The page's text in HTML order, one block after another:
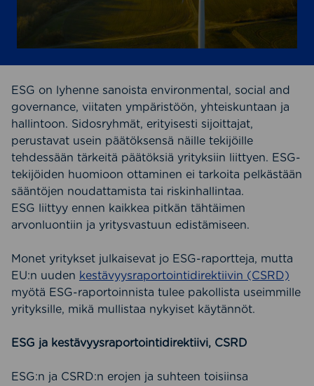
ESG on lyhenne sanoista environmental, social and
governance, viitaten ympäristöön, yhteiskuntaan ja
hallintoon. Sidosryhmät, erityisesti sijoittajat,
perustavat usein päätöksensä näille tekijöille
tehdessään tärkeitä päätöksiä yrityksiin liittyen. ESG-
tekijöiden huomioon ottaminen ei tarkoita pelkästään
sääntöjen noudattamista tai riskinhallintaa.
ESG liittyy ennen kaikkea pitkän tähtäimen
arvonluontiin ja yritysvastuun edistämiseen.
Monet yritykset julkaisevat jo ESG-raportteja, mutta
EU:n uuden kestävyysraportointidirektiivin (CSRD)
myötä ESG-raportoinnista tulee pakollista useimmille
yrityksille, mikä mullistaa nykyiset käytännöt.
ESG ja kestävyysraportointidirektiivi, CSRD
ESG:n ja CSRD:n erojen ja suhteen toisiinsa